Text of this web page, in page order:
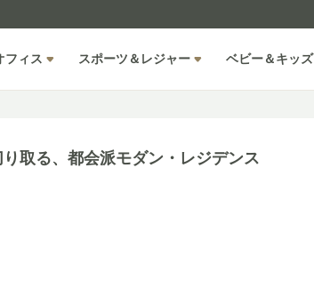
フィス スポーツ＆レジャー ベビー＆キッズ
取る、都会派モダン・レジデンス